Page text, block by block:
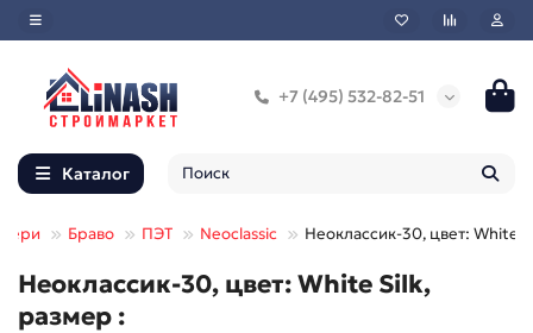
+7 (495) 532-82-51
Каталог
Браво ПЭТ Neoclassic Неоклассик-30, цвет: White
Неоклассик-30, цвет: White Silk,
размер :